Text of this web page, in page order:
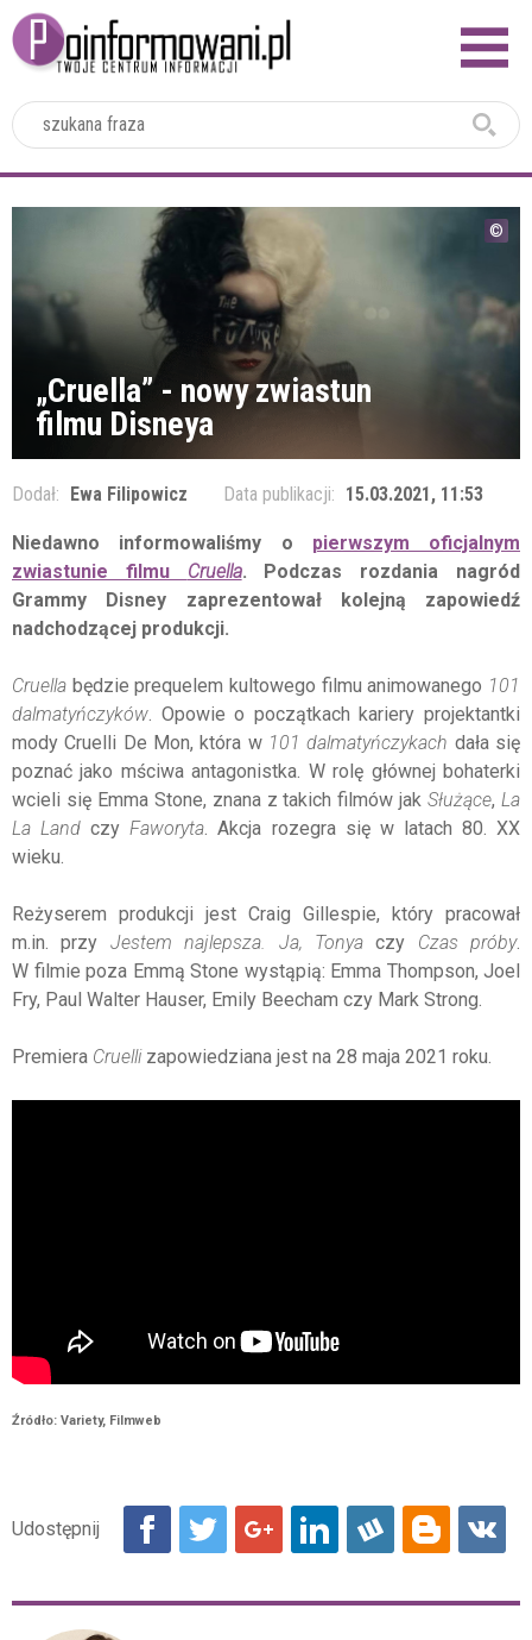
„Cruella” - nowy zwiastun
filmu Disneya
Dodał: Ewa Filipowicz Data publikacji: 15.03.2021, 11:53
Niedawno informowaliśmy o pierwszym oficjalnym
zwiastunie filmu Cruella. Podczas rozdania nagród
Grammy Disney zaprezentował kolejną zapowiedź
nadchodzącej produkcji.
Cruella będzie prequelem kultowego filmu animowanego 101
dalmatyńczyków . Opowie o początkach kariery projektantki
mody Cruelli De Mon, która w 101 dalmatyńczykach dała się
poznać jako mściwa antagonistka. W rolę głównej bohaterki
wcieli się Emma Stone, znana z takich filmów jakSłużące,La
La Land czyFaworyta . Akcja rozegra się w latach 80. XX
wieku.
Reżyserem produkcji jest Craig Gillespie, który pracował
m.in. przy Jestem najlepsza. Ja, Tonyaczy Czas próby.
W filmie poza Emmą Stone wystąpią: Emma Thompson, Joel
Fry, Paul Walter Hauser, Emily Beecham czy Mark Strong.
Premiera Cruellizapowiedziana jest na 28 maja 2021 roku.
Źródło: Variety, Filmweb